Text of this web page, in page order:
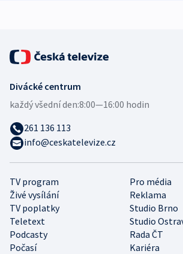
TV program
Pro média
Živé vysílání
Reklama
TV poplatky
Studio Brno
Teletext
Studio
Podcasty
Rada ČT
Počasí
Kariéra
Divácké centrum
každý všední den:8:00—16:00 hodin
261 136 113
info@ceskatelevize.cz